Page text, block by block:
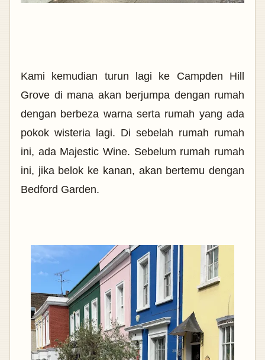
Kami kemudian turun lagi ke Campden Hill
Grove di mana akan berjumpa dengan rumah
dengan berbeza warna serta rumah yang ada
pokok wisteria lagi. Di sebelah rumah rumah
ini, ada Majestic Wine. Sebelum rumah rumah
ini, jika belok ke kanan, akan bertemu dengan
Bedford Garden.